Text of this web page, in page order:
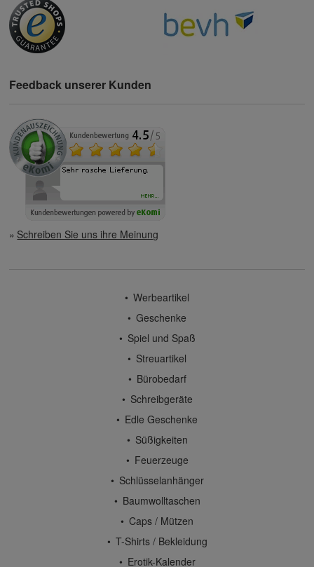
Feedback unserer Kunden
Schreiben Sie uns ihre Meinung
Werbeartikel
Geschenke
Spiel und Spaß
Streuartikel
Bürobedarf
Schreibgeräte
Edle Geschenke
Süßigkeiten
Feuerzeuge
Schlüsselanhänger
Baumwolltaschen
Caps / Mützen
T-Shirts / Bekleidung
Erotik-Kalender